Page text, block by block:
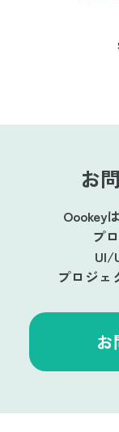
お
Oookey
プ
UI/
プロジェ